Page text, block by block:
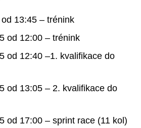
13:45 – trénink
od 12:00 – trénink
od 12:40 –1. kvalifikace do
od 13:05 – 2. kvalifikace do
od 17:00 – sprint race (11 kol)